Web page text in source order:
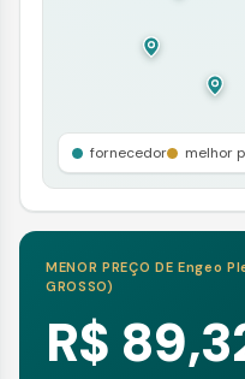
fornecedor melhor
MENOR PREÇO DE Engeo
GROSSO)
R$